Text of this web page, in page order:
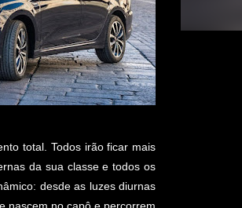
total. Todos irão ficar mais
da sua classe e todos os
desde as luzes diurnas